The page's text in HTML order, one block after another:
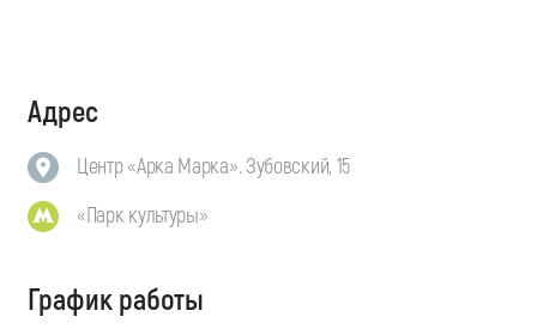
Адрес
Центр «Арка Марка». Зубовский, 15
«Парк культуры»
График работы